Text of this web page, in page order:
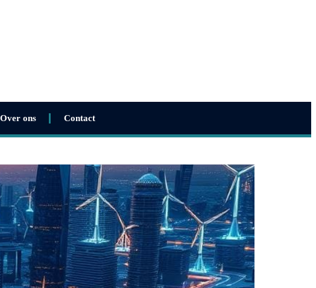
Over ons Contact